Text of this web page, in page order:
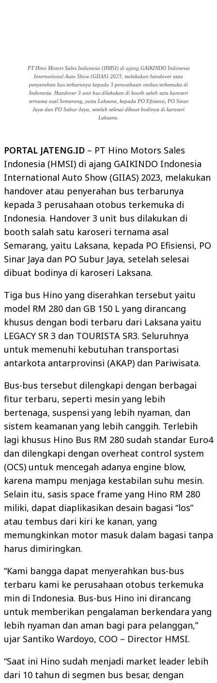
PT Hino Motors Sales Indonesia (HMSI) di ajang GAIKINDO Indonesia
International Auto Show (GIIAS) 2023, melakukan handover atau
penyerahan bus terbarunya kepada 3 perusahaan otobus terkemuka di
Indonesia. Handover 3 unit bus dilakukan di booth salah satu karoseri
ternama asal Semarang, yaitu Laksana, kepada PO Efisiensi, PO Sinar
Jaya dan PO Subur Jaya, setelah selesai dibuat bodinya di karoseri
Laksana.
PORTAL JATENG.ID – PT Hino Motors Sales
Indonesia (HMSI) di ajang GAIKINDO Indonesia
International Auto Show (GIIAS) 2023, melakukan
handover atau penyerahan bus terbarunya
kepada 3 perusahaan otobus terkemuka di
Indonesia. Handover 3 unit bus dilakukan di
booth salah satu karoseri ternama asal
Semarang, yaitu Laksana, kepada PO Efisiensi, PO
Sinar Jaya dan PO Subur Jaya, setelah selesai
dibuat bodinya di karoseri Laksana.
Tiga bus Hino yang diserahkan tersebut yaitu
model RM 280 dan GB 150 L yang dirancang
khusus dengan bodi terbaru dari Laksana yaitu
LEGACY SR 3 dan TOURISTA SR3. Seluruhnya
untuk memenuhi kebutuhan transportasi
antarkota antarprovinsi (AKAP) dan Pariwisata.
Bus-bus tersebut dilengkapi dengan berbagai
fitur terbaru, seperti mesin yang lebih
bertenaga, suspensi yang lebih nyaman, dan
sistem keamanan yang lebih canggih. Terlebih
lagi khusus Hino Bus RM 280 sudah standar Euro4
dan dilengkapi dengan overheat control system
(OCS) untuk mencegah adanya engine blow,
karena mampu menjaga kestabilan suhu mesin.
Selain itu, sasis space frame yang Hino RM 280
miliki, dapat diaplikasikan desain bagasi “los”
atau tembus dari kiri ke kanan, yang
memungkinkan motor masuk dalam bagasi tanpa
harus dimiringkan.
“Kami bangga dapat menyerahkan bus-bus
terbaru kami ke perusahaan otobus terkemuka
min di Indonesia. Bus-bus Hino ini dirancang
untuk memberikan pengalaman berkendara yang
lebih nyaman dan aman bagi para pelanggan,”
ujar Santiko Wardoyo, COO – Director HMSI.
“Saat ini Hino sudah menjadi market leader lebih
dari 10 tahun di segmen bus besar, dengan